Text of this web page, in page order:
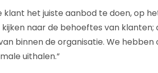
klant het juiste aanbod te doen, op
naar de behoeftes van klanten;
binnen de organisatie. We
uithalen.”